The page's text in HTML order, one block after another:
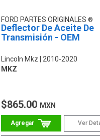
FORD PARTES ORIGINALES
Deflector De Aceite De
Transmisión - OEM
Lincoln Mkz
2010-2020
MKZ
$865.00 MXN
Ver